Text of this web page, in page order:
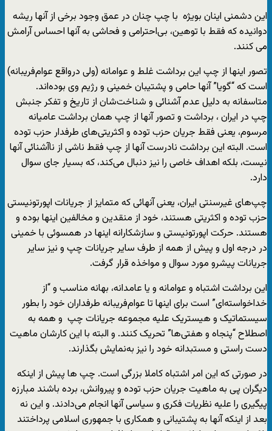
این دشمنی اینان بویژه با چپ چنان در عمق وجود برخی از آنها ریشه
دوانیده که فقط با توهین، بی‌احترامی و فحاشی به آنها احساس آرامش
می کنند.
تصور اینها از چپ این برداشت غلط و عوامانه (ولی درواقع عوام‌فریبانه)
است که “گویا” آنها حامی و پشتیبان خمینی و رژیم وی بوده‌اند.
متاسفانه به دلیل عدم آشنائی و شناخت‌شان از تاریخ و تفکر جنبش
چپ در ایران ، برداشت و تصور آنها از چپ همان برداشت عامیانه
مرسوم، یعنی فقط جریان حزب توده و اکثریتی‌های طرفدار حزب توده
است. البته این برداشت نادرست آنها از چپ فقط ناشی از ناآشنائی آنها
نیست، بلکه اهداف خاصی را نیز دنبال می‌کند، که بسیار جای سوال
دارد.
چپ‌های غیرسنتی ایران، یعنی آنهائی که متمایز از جریانات اپورتونیستی
حزب توده و اکثریتی هستند، خود از منقدین و مخالفین اینها بوده و
هستند. حرکت اپورتونیستی و سازشکارانه اینها در همسوئی با خمینی
در درجه اول و پیش از همه از طرف سایر جریانات چپ و نیز سایر
جریانات پیشرو مورد سوال و مواخذه قرار گرفت.
این برداشت اشتباه و عوامانه و یا عامدانه، بهانه مناسب و “از
خداخواسته‌ای” است برای اینها تا عوام‌فریبانه طرفداران خود را بطور
سیستماتیک و هیستریک علیه مجموعه جریانات چپ و همه به
اصطلاح “پنجاه و هفتی‌ها” تحریک کنند. و البته با این کارشان ماهیت
دست راستی و مستبدانه خود را نیز به‌نمایش بگذارند.
در صورتی که این امر اشتباه کاملا بزرگی است. چپ ها پیش از اینکه
دیگران پی به ماهیت جریان حزب توده و پیروانش، برده باشند مبارزه
پیگیری را علیه نظریات فکری و سیاسی آنها انجام می‌دادند. و این نه
بعد از اینکه آنها به پشتیبانی و همکاری با جمهوری اسلامی پرداختند